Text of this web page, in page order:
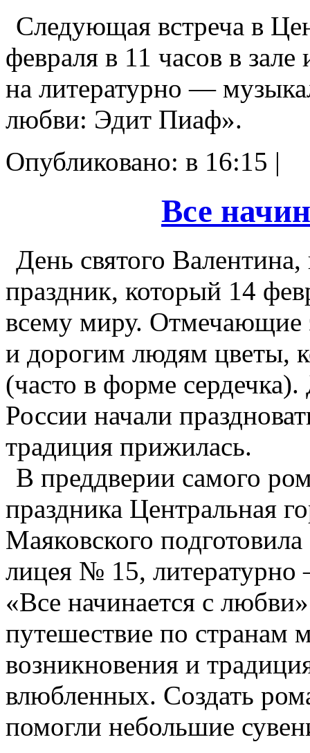
Следующая встреча в
февраля в 11 часов в
на литературно —
любви: Эдит Пиаф».
Опубликовано: в 16:15 |
Все
День святого
праздник, который 14
всему миру. Отмечающие
и дорогим людям цветы,
(часто в форме
России начали
традиция прижилась.
В преддверии самого
праздника Центральная
Маяковского
лицея № 15,
«Все начинается с
путешествие по странам
возникновения и
влюбленных. Создать
помогли небольшие